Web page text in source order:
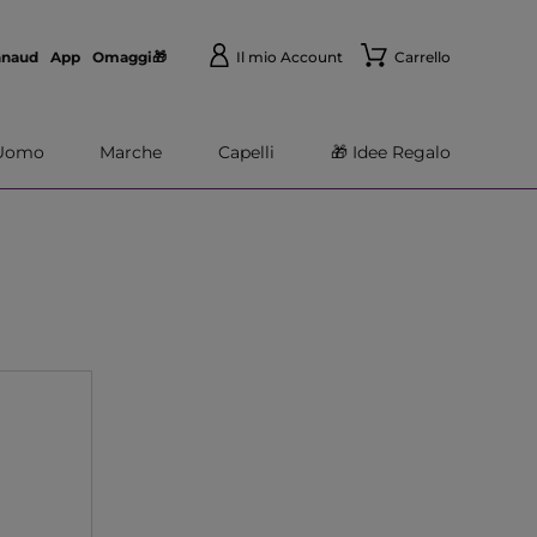
App Omaggi🎁 Il mio Account Carrello
Marche Capelli 🎁 Idee Regalo